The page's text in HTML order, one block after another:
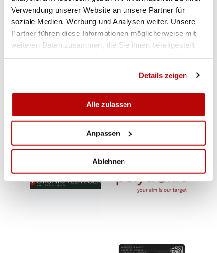
Verwendung unserer Website an unsere Partner für
soziale Medien, Werbung und Analysen weiter. Unsere
Partner führen diese Informationen möglicherweise mit
weiteren Daten zusammen, die Sie ihnen bereitgestellt
Details zeigen
Alle zulassen
Anpassen
Ablehnen